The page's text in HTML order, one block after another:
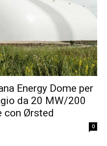
Energy Dome per
da 20 MW/200
con Ørsted
0